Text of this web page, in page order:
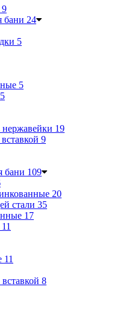
9
бани 24
5
5
5
нержавейки 19
9
бани 109
20
стали 35
17
11
11
8